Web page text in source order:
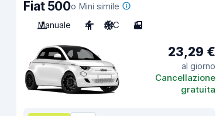
Fiat 500o Mini simile
Manuale
4 A/C 3
23,29 €
al giorno
Cancellazione
gratuita